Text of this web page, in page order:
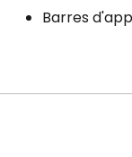
Barres